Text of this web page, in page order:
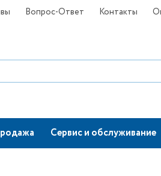
Вопрос-Ответ Контакты
Сервис и обслуживание